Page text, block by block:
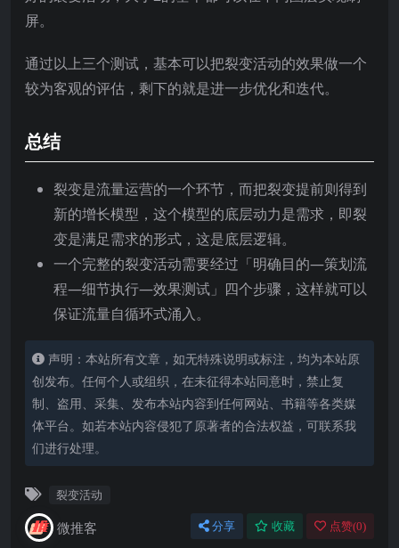
屏。
通过以上三个测试，基本可以把裂变活动的效果做一个
较为客观的评估，剩下的就是进一步优化和迭代。
总结
裂变是流量运营的一个环节，而把裂变提前则得到
新的增长模型，这个模型的底层动力是需求，即裂
变是满足需求的形式，这是底层逻辑。
一个完整的裂变活动需要经过「明确目的—策划流
程—细节执行—效果测试」四个步骤，这样就可以
保证流量自循环式涌入。
声明：本站所有文章，如无特殊说明或标注，均为本站原
创发布。任何个人或组织，在未征得本站同意时，禁止复
制、盗用、采集、发布本站内容到任何网站、书籍等各类媒
体平台。如若本站内容侵犯了原著者的合法权益，可联系我
们进行处理。
裂变活动
微推客 分享 收藏 点赞(0)